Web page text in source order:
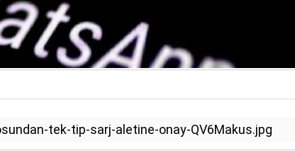
tek-tip-sarj-aletine-onay-QV6Makus.jpg